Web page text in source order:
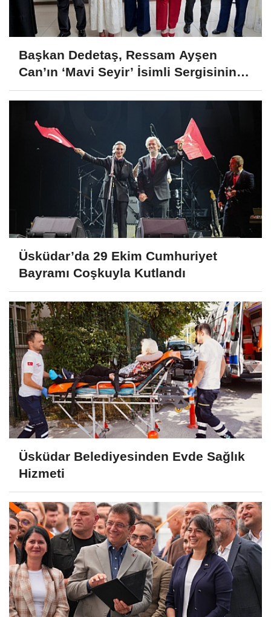
Başkan Dedetaş, Ressam Ayşen
Can’ın ‘Mavi Seyir’ İsimli Sergisinin
Açılışına Katıldı
Üsküdar’da 29 Ekim Cumhuriyet
Bayramı Coşkuyla Kutlandı
Üsküdar Belediyesinden Evde Sağlık
Hizmeti